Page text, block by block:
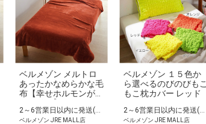
ベルメゾン メルトロ
あったかなめらかな毛
布【幸せホルモンが出
シングル
2～6営業日以内に発送(長期休暇除く)
ベルメゾン JRE MALL店
ベルメゾン １５色か
ら選べるのびのびもこ
もこ枕カバー レッド
2～6営業日以内に発送(長期休暇除く)
ベルメゾン JRE MALL店